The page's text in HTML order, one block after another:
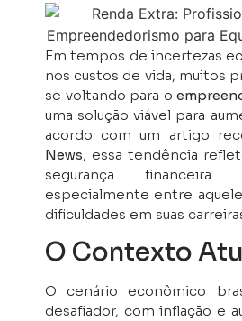
Em tempos de incertezas
nos custos de vida, muitos
se voltando para o
uma solução viável para
acordo com um artigo
News, essa tendência
segurança financeira
especialmente entre
dificuldades em suas
O Contexto
O cenário econômico
desafiador, com inflação e